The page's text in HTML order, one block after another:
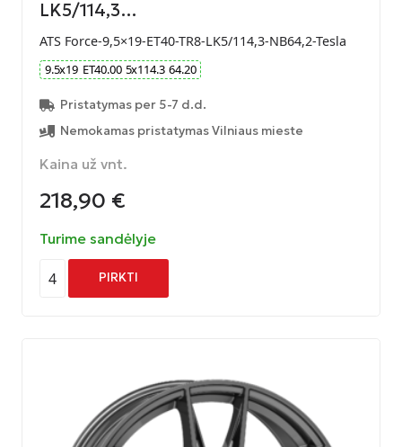
LK5/114,3…
ATS Force-9,5×19-ET40-TR8-LK5/114,3-NB64,2-Tesla
9.5x19 ET40.00 5x114.3 64.20
Pristatymas per 5-7 d.d.
Nemokamas pristatymas Vilniaus mieste
Kaina už vnt.
218,90 €
Turime sandėlyje
4 PIRKTI